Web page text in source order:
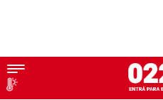
Despidos